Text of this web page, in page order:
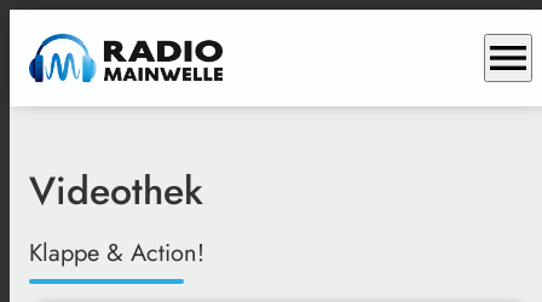
menu
Videothek
Klappe & Action!